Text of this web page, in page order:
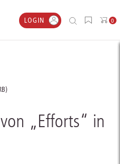
LOGIN 0
„Efforts“ in